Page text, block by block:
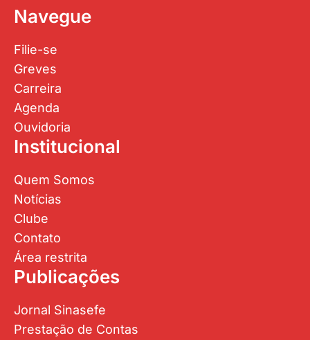
Navegue
Filie-se
Greves
Carreira
Agenda
Ouvidoria
Institucional
Quem Somos
Notícias
Clube
Contato
Área restrita
Publicações
Jornal Sinasefe
Prestação de Contas